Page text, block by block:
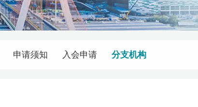
申请须知 入会申请 分支机构